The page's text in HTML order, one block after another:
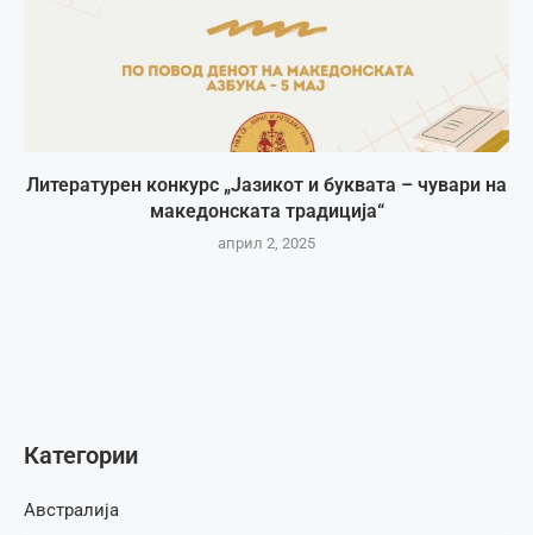
Литературен конкурс „Јазикот и буквата – чувари на
македонската традиција“
април 2, 2025
Категории
Австралија